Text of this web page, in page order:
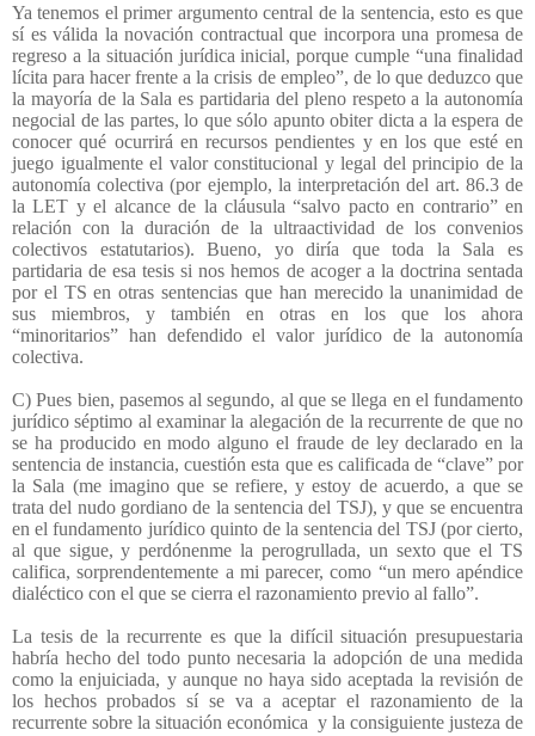
Ya tenemos el primer argumento central de la sentencia, esto es que
sí es válida la novación contractual que incorpora una promesa de
regreso a la situación jurídica inicial, porque cumple “una finalidad
lícita para hacer frente a la crisis de empleo”, de lo que deduzco que
la mayoría de la Sala es partidaria del pleno respeto a la autonomía
negocial de las partes, lo que sólo apunto obiter dicta a la espera de
conocer qué ocurrirá en recursos pendientes y en los que esté en
juego igualmente el valor constitucional y legal del principio de la
autonomía colectiva (por ejemplo, la interpretación del art. 86.3 de
la LET y el alcance de la cláusula “salvo pacto en contrario” en
relación con la duración de la ultraactividad de los convenios
colectivos estatutarios). Bueno, yo diría que toda la Sala es
partidaria de esa tesis si nos hemos de acoger a la doctrina sentada
por el TS en otras sentencias que han merecido la unanimidad de
sus miembros, y también en otras en los que los ahora
“minoritarios” han defendido el valor jurídico de la autonomía
colectiva.
C) Pues bien, pasemos al segundo, al que se llega en el fundamento
jurídico séptimo al examinar la alegación de la recurrente de que no
se ha producido en modo alguno el fraude de ley declarado en la
sentencia de instancia, cuestión esta que es calificada de “clave” por
la Sala (me imagino que se refiere, y estoy de acuerdo, a que se
trata del nudo gordiano de la sentencia del TSJ), y que se encuentra
en el fundamento jurídico quinto de la sentencia del TSJ (por cierto,
al que sigue, y perdónenme la perogrullada, un sexto que el TS
califica, sorprendentemente a mi parecer, como “un mero apéndice
dialéctico con el que se cierra el razonamiento previo al fallo”.
La tesis de la recurrente es que la difícil situación presupuestaria
habría hecho del todo punto necesaria la adopción de una medida
como la enjuiciada, y aunque no haya sido aceptada la revisión de
los hechos probados sí se va a aceptar el razonamiento de la
recurrente sobre la situación económica y la consiguiente justeza de